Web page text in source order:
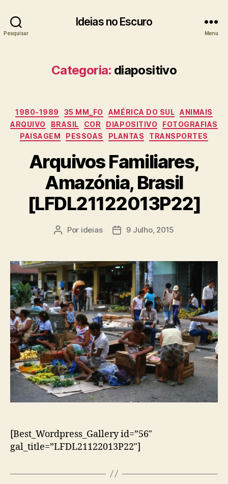
Pesquisar
Ideias no Escuro
Menu
Categoria: diapositivo
Categorias
1980-1989 35 MM_FO AMÉRICA DO SUL ANIMAIS
ARQUIVO
BRASIL COR DIAPOSITIVO
FOTOGRAFIAS
PAISAGEM
PESSOAS PLANTAS TRANSPORTES
Arquivos Familiares,
Amazónia, Brasil
[LFDL21122013P22]
Autor
Por ideias
Data9 Julho, 2015
[Best_Wordpress_Gallery id=”56″
gal_title=”LFDL21122013P22″]